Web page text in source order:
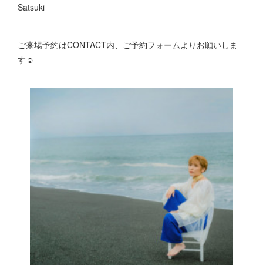
Satsuki
ご来場予約はCONTACT内、ご予約フォームよりお願いしま
す☺︎